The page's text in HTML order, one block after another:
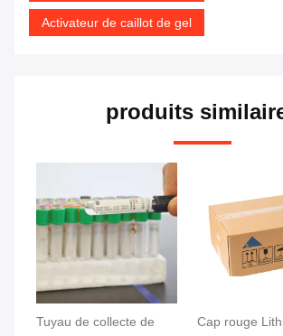
Activateur de caillot de gel
produits
Tuyau de collecte de
Cap rouge